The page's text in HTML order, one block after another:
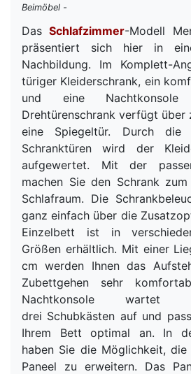
Beimöbel -
DasSchlafzimmer-Modell
präsentiert sich hier in
Nachbildung. Im Komplett-
türiger Kleiderschrank, ein
und eine Nachtkonsole
Drehtürenschrank verfügt über
eine Spiegeltür. Durch die
Schranktüren wird der
aufgewertet. Mit der
machen Sie den Schrank
Schlafraum. Die
ganz einfach über die
Einzelbett ist in
Größen erhältlich. Mit einer
cm werden Ihnen das
Zubettgehen sehr
Nachtkonsole wartet
drei Schubkästen auf und
Ihrem Bett optimal an. In
haben Sie die Möglichkeit, die
Paneel zu erweitern. Das